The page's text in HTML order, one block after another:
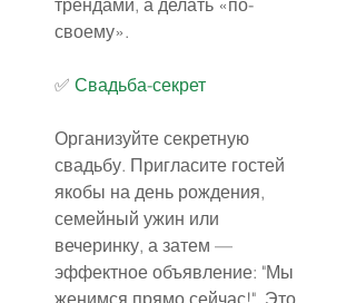
трендами, а делать «по-
своему».
✅️ Свадьба-секрет
Организуйте секретную
свадьбу. Пригласите гостей
якобы на день рождения,
семейный ужин или
вечеринку, а затем —
эффектное объявление: "Мы